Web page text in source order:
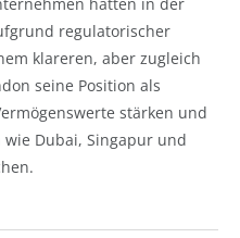
regulatorischer
klareren, aber zugleich
seine Position als
stärken und
Dubai, Singapur und